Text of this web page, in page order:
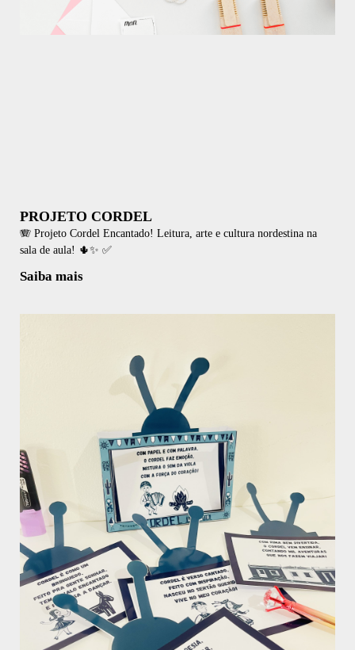
PROJETO CORDEL
🪗 Projeto Cordel Encantado! Leitura, arte e cultura nordestina na
sala de aula! 🌵✨ ✅
Saiba mais